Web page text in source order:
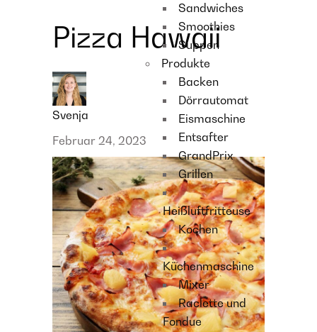
Sandwiches
Smoothies
Suppen
Produkte
Backen
Dörrautomat
Eismaschine
Entsafter
GrandPrix
Grillen
Heißluftfritteuse
Kochen
Küchenmaschine
Mixer
Raclette und
Fondue
Pizza Hawaii
Svenja
Februar 24, 2023